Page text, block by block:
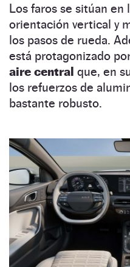
Los faros se sitúan
orientación vertical y
los pasos de rueda.
está protagonizado
aire central que, en
los refuerzos de
bastante robusto.